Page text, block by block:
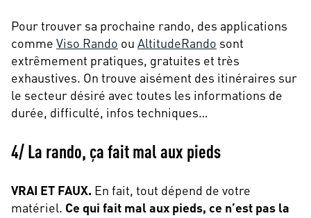
Pour trouver sa prochaine rando, des applications
comme Viso Rando ou AltitudeRando sont
extrêmement pratiques, gratuites et très
exhaustives. On trouve aisément des itinéraires sur
le secteur désiré avec toutes les informations de
durée, difficulté, infos techniques…
4/ La rando, ça fait mal aux pieds
VRAI ET FAUX. En fait, tout dépend de votre
matériel. Ce qui fait mal aux pieds, ce n’est pas la